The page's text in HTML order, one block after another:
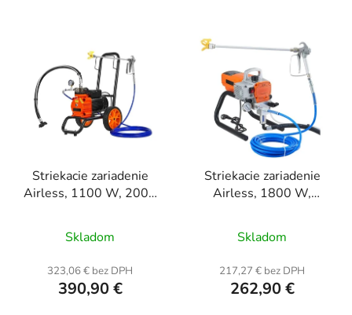
Striekacie zariadenie
Airless, 1100 W, 2000
na vozíku
(membránové), pištoľ +
9 m hadica a
predlžovacia tyč
Skladom
323,06 € bez DPH
390,90 €
Striekacie zariadenie
Airless, 1800 W,
striekacia pištoľ +
hadica
Skladom
217,27 € bez DPH
262,90 €